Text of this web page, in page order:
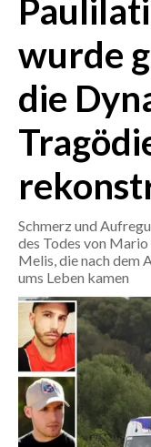
ITALIA
MONDO
POLITICA
ECONOMIA
SERVIZI ALLE IMPRESE
LAVORO
BANDI
SPORT IN SARDEGNA
SPORT
RISULTATI E
CALCIO
wurde
die
Schmerz und
des Todes von
Melis, die nach dem
ums Leben kamen